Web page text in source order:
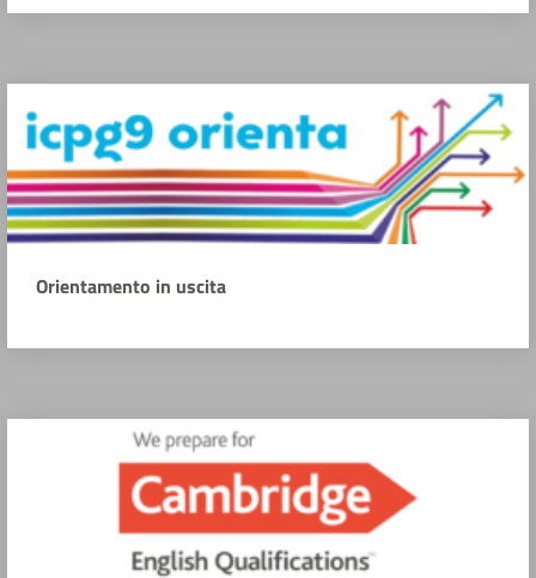
Orientamento in uscita